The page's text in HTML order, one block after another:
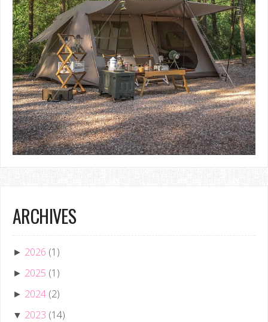
ARCHIVES
► 2026 (1)
► 2025 (1)
► 2024 (2)
▼ 2023 (14)